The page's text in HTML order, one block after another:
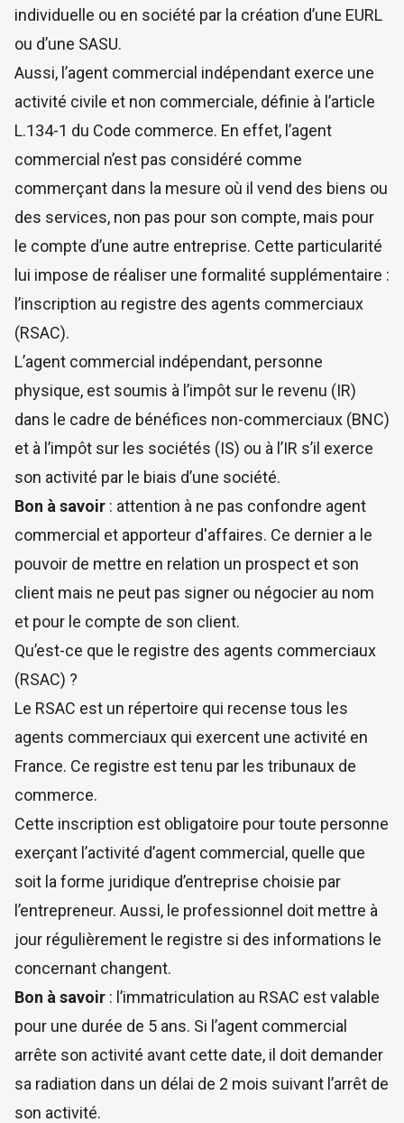
individuelle ou en société par la création d’une EURL
ou d’une SASU.
Aussi, l’agent commercial indépendant exerce une
activité civile et non commerciale, définie à l’article
L.134-1 du Code commerce. En effet, l’agent
commercial n’est pas considéré comme
commerçant dans la mesure où il vend des biens ou
des services, non pas pour son compte, mais pour
le compte d’une autre entreprise. Cette particularité
lui impose de réaliser une formalité supplémentaire :
l’inscription au registre des agents commerciaux
(RSAC).
L’agent commercial indépendant, personne
physique, est soumis à l’impôt sur le revenu (IR)
dans le cadre de bénéfices non-commerciaux (BNC)
et à l’impôt sur les sociétés (IS) ou à l’IR s’il exerce
son activité par le biais d’une société.
Bon à savoir : attention à ne pas confondre agent
commercial et apporteur d'affaires. Ce dernier a le
pouvoir de mettre en relation un prospect et son
client mais ne peut pas signer ou négocier au nom
et pour le compte de son client.
Qu’est-ce que le registre des agents commerciaux
(RSAC) ?
Le RSAC est un répertoire qui recense tous les
agents commerciaux qui exercent une activité en
France. Ce registre est tenu par les tribunaux de
commerce.
Cette inscription est obligatoire pour toute personne
exerçant l’activité d’agent commercial, quelle que
soit la forme juridique d’entreprise choisie par
l’entrepreneur. Aussi, le professionnel doit mettre à
jour régulièrement le registre si des informations le
concernant changent.
Bon à savoir : l’immatriculation au RSAC est valable
pour une durée de 5 ans. Si l’agent commercial
arrête son activité avant cette date, il doit demander
sa radiation dans un délai de 2 mois suivant l’arrêt de
son activité.